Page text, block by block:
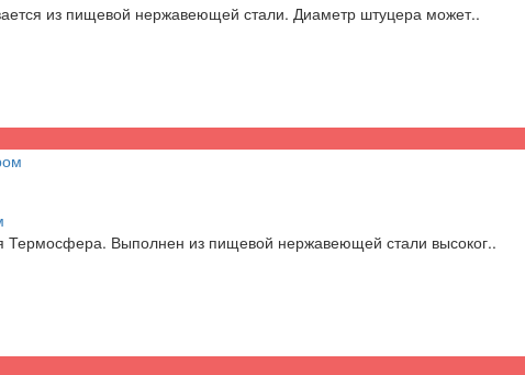
из пищевой нержавеющей стали. Диаметр штуцера может..
Термосфера. Выполнен из пищевой нержавеющей стали высоког..